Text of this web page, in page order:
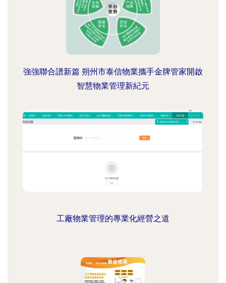
強強聯合譜新篇 朔州市泰信物業攜手金牌管家開啟
智慧物業管理新紀元
工廠物業管理的專業化經營之道